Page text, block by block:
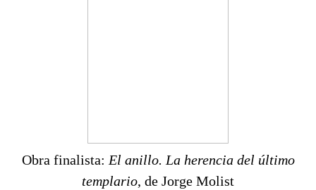
Obra finalista: El anillo. La herencia del último
templario, de Jorge Molist